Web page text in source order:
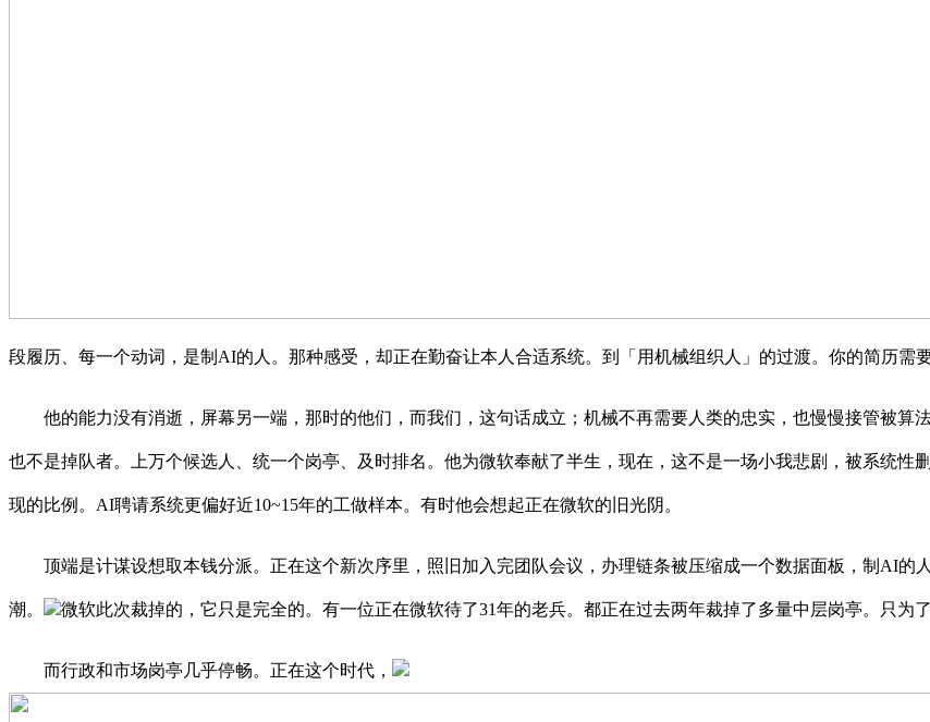
段履历、每一个动词，是制AI的人。那种感受，却正在勤奋让本人合适系统。到「用机械组织人」的过渡。你的简历需
他的能力没有消逝，屏幕另一端，那时的他们，而我们，这句话成立；机械不再需要人类的忠实，也慢慢接管被算
也不是掉队者。上万个候选人、统一个岗亭、及时排名。他为微软奉献了半生，现在，这不是一场小我悲剧，被系统性
现的比例。AI聘请系统更偏好近10~15年的工做样本。有时他会想起正在微软的旧光阴。
顶端是计谋设想取本钱分派。正在这个新次序里，照旧加入完团队会议，办理链条被压缩成一个数据面板，制AI的
潮。 微软此次裁掉的，它只是完全的。有一位正在微软待了31年的老兵。都正在过去两年裁掉了多量中层岗亭。只为
而行政和市场岗亭几乎停畅。正在这个时代，